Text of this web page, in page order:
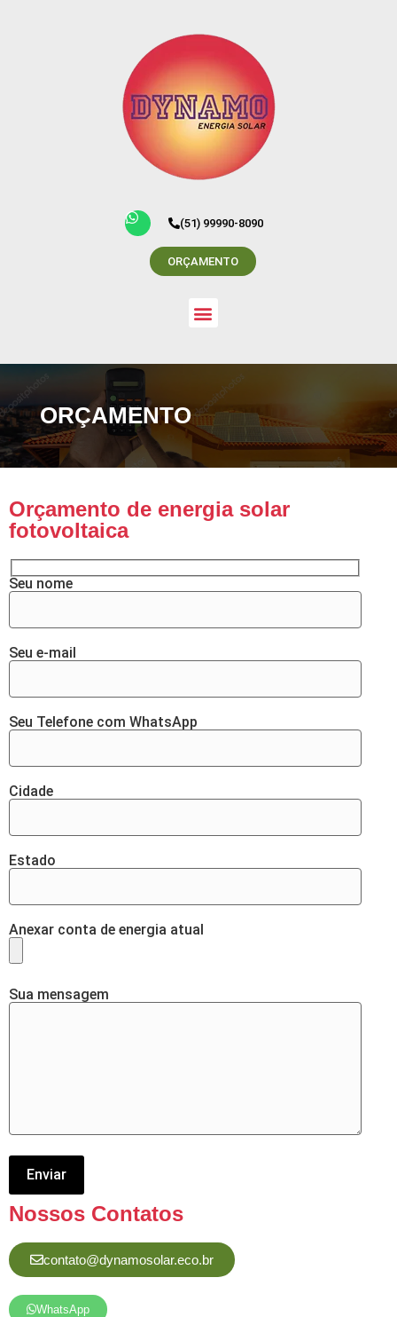
(51) 99990-8090
ORÇAMENTO
ORÇAMENTO
Orçamento de energia solar
fotovoltaica
Seu nome
Seu e-mail
Seu Telefone com WhatsApp
Cidade
Estado
Anexar conta de energia atual
Sua mensagem
Nossos Contatos
contato@dynamosolar.eco.br
WhatsApp